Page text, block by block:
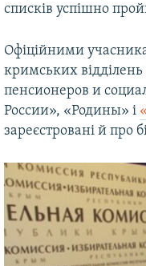
списків успішно
Офіційними
кримських відділень
пенсионеров и
России», «Родины» і
зареєстровані й про